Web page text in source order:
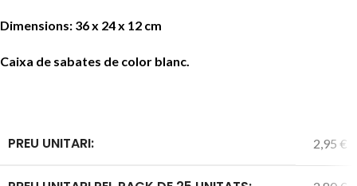
Dimensions: 36 x 24 x 12 cm
Caixa de sabates de color blanc.
PREU UNITARI: 2,95 €